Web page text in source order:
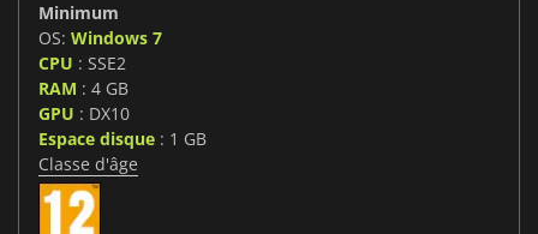
Minimum
OS: Windows 7
CPU : SSE2
RAM : 4 GB
GPU : DX10
Espace disque : 1 GB
Classe d'âge